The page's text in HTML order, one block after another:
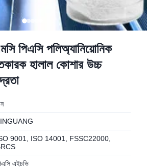
পিএসি পলিঅ্যানিয়োনিক
হালাল কোশার উচ্চ
9001, ISO 14001, FSSC22000,
এইচভি